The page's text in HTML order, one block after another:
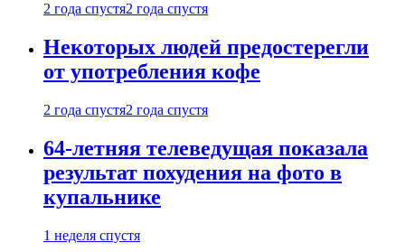
2 года спустя2 года спустя
Некоторых людей предостерегли
от употребления кофе
2 года спустя2 года спустя
64-летняя телеведущая показала
результат похудения на фото в
купальнике
1 неделя спустя